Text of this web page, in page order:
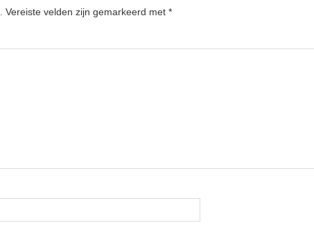
Vereiste velden zijn gemarkeerd met *